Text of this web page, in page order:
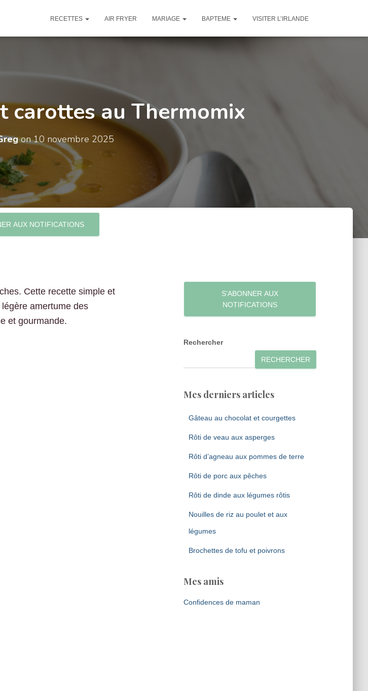
RECETTES AIR FRYER MARIAGE BAPTEME VISITER L’IRLANDE
carottes au Thermomix
on10 novembre 2025
AUX NOTIFICATIONS
Cette recette simple et
amertume des
et gourmande.
S’ABONNER AUX
NOTIFICATIONS
Rechercher
RECHERCHER
Mes derniers articles
Gâteau au chocolat et courgettes
Rôti de veau aux asperges
Rôti d’agneau aux pommes de terre
Rôti de porc aux pêches
Rôti de dinde aux légumes rôtis
Nouilles de riz au poulet et aux
légumes
Brochettes de tofu et poivrons
Mes amis
Confidences de maman